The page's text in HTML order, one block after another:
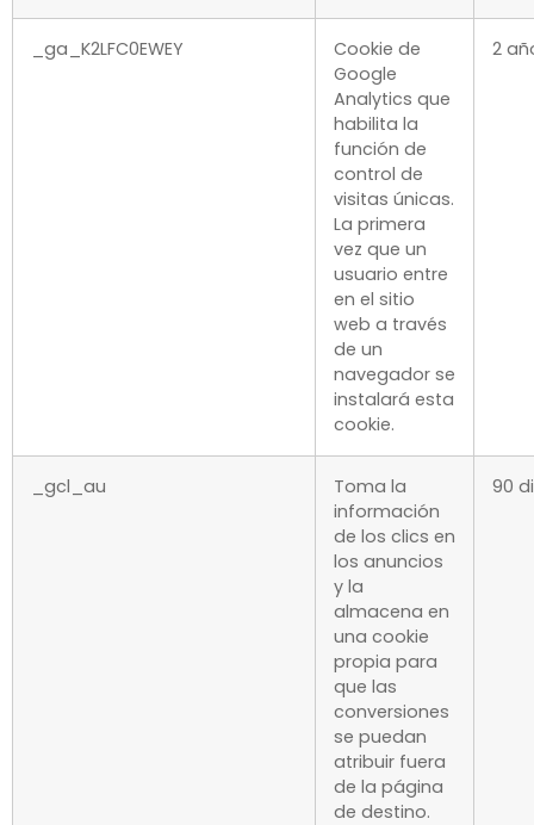
_ga_K2LFC0EWEY
Cookie de
Google
Analytics que
habilita la
función de
control de
visitas únicas.
La primera
vez que un
usuario entre
en el sitio
web a través
de un
navegador se
instalará esta
cookie.
2
_gcl_au
Toma la
información
de los clics en
los anuncios
y la
almacena en
una cookie
propia para
que las
conversiones
se puedan
atribuir fuera
de la página
de destino.
90